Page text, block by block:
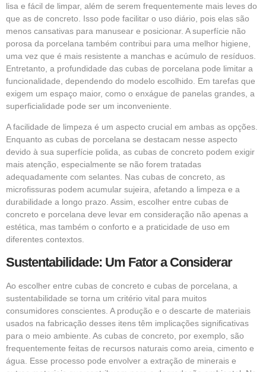
lisa e fácil de limpar, além de serem frequentemente mais leves do
que as de concreto. Isso pode facilitar o uso diário, pois elas são
menos cansativas para manusear e posicionar. A superfície não
porosa da porcelana também contribui para uma melhor higiene,
uma vez que é mais resistente a manchas e acúmulo de resíduos.
Entretanto, a profundidade das cubas de porcelana pode limitar a
funcionalidade, dependendo do modelo escolhido. Em tarefas que
exigem um espaço maior, como o enxágue de panelas grandes, a
superficialidade pode ser um inconveniente.
A facilidade de limpeza é um aspecto crucial em ambas as opções.
Enquanto as cubas de porcelana se destacam nesse aspecto
devido à sua superfície polida, as cubas de concreto podem exigir
mais atenção, especialmente se não forem tratadas
adequadamente com selantes. Nas cubas de concreto, as
microfissuras podem acumular sujeira, afetando a limpeza e a
durabilidade a longo prazo. Assim, escolher entre cubas de
concreto e porcelana deve levar em consideração não apenas a
estética, mas também o conforto e a praticidade de uso em
diferentes contextos.
Sustentabilidade: Um Fator a Considerar
Ao escolher entre cubas de concreto e cubas de porcelana, a
sustentabilidade se torna um critério vital para muitos
consumidores conscientes. A produção e o descarte de materiais
usados na fabricação desses itens têm implicações significativas
para o meio ambiente. As cubas de concreto, por exemplo, são
frequentemente feitas de recursos naturais como areia, cimento e
água. Esse processo pode envolver a extração de minerais e